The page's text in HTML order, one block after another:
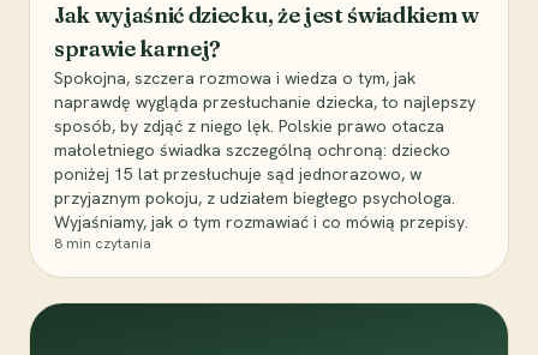
Jak wyjaśnić dziecku, że jest świadkiem w
sprawie karnej?
Spokojna, szczera rozmowa i wiedza o tym, jak
naprawdę wygląda przesłuchanie dziecka, to najlepszy
sposób, by zdjąć z niego lęk. Polskie prawo otacza
małoletniego świadka szczególną ochroną: dziecko
poniżej 15 lat przesłuchuje sąd jednorazowo, w
przyjaznym pokoju, z udziałem biegłego psychologa.
Wyjaśniamy, jak o tym rozmawiać i co mówią przepisy.
8 min czytania